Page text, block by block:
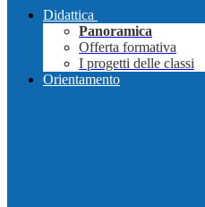
Didattica
Panoramica
Offerta formativa
I progetti delle classi
Orientamento